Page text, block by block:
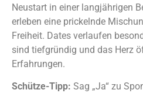
Neustart in einer langjährigen
erleben eine prickelnde
Freiheit. Dates verlaufen
sind tiefgründig und das Herz
Erfahrungen.
Schütze-Tipp: Sag „Ja“ zu